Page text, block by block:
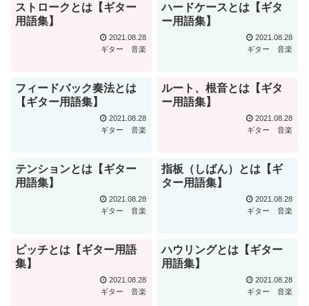
ストロークとは【ギター
用語集】
2021.08.28
ギター
音楽
ハードケースとは【ギタ
ー用語集】
2021.08.28
ギター
音楽
フィードバック奏法とは
【ギター用語集】
2021.08.28
ギター
音楽
ルート、根音とは【ギタ
ー用語集】
2021.08.28
ギター
音楽
テンションとは【ギター
用語集】
2021.08.28
ギター
音楽
指板（しばん）とは【ギ
ター用語集】
2021.08.28
ギター
音楽
ピッチとは【ギター用語
集】
2021.08.28
ギター
音楽
ハウリングとは【ギター
用語集】
2021.08.28
ギター
音楽